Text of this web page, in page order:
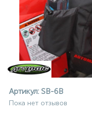
Артикул: SB-6B
Пока нет отзывов